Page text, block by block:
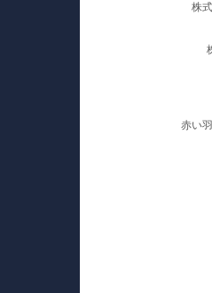
株
赤い